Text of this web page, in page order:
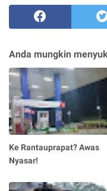
Anda mungkin
Ke Rantauprapat? Awas
Nyasar!